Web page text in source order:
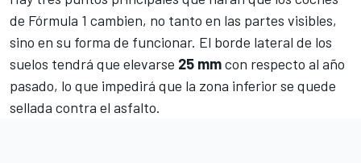
de Fórmula 1 cambien, no tanto en las partes visibles,
sino en su forma de funcionar. El borde lateral de los
suelos tendrá que elevarse 25 mmcon respecto al año
pasado, lo que impedirá que la zona inferior se quede
sellada contra el asfalto.